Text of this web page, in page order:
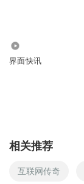
界面快讯
相关推荐
互联网传奇